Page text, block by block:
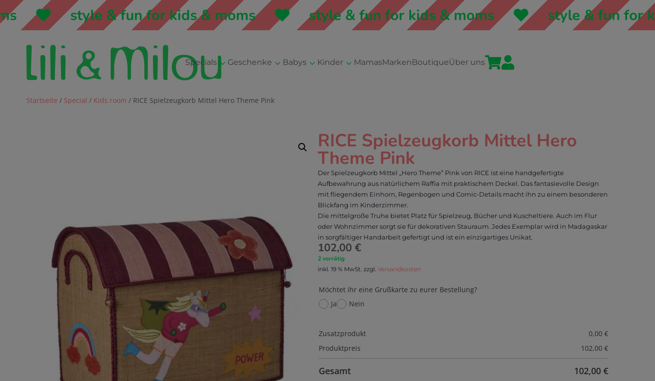
style & fun for kids & moms style & fun for kids & moms style & fun for kids
Specials 3 Geschenke 3 Babys 3 Kinder3 MamasMarkenBoutiqueÜber uns 
Startseite / Special / Kids room / RICE Spielzeugkorb Mittel Hero Theme Pink
RICE Spielzeugkorb Mittel Hero
Theme Pink
Der Spielzeugkorb Mittel „Hero Theme” Pink von RICE ist eine handgefertigte
Aufbewahrung aus natürlichem Raffia mit praktischem Deckel. Das fantasievolle Design
mit fliegendem Einhorn, Regenbogen und Comic-Details macht ihn zu einem besonderen
Blickfang im Kinderzimmer.
Die mittelgroße Truhe bietet Platz für Spielzeug, Bücher und Kuscheltiere. Auch im Flur
oder Wohnzimmer sorgt sie für dekorativen Stauraum. Jedes Exemplar wird in Madagaskar
in sorgfältiger Handarbeit gefertigt und ist ein einzigartiges Unikat.
102,00 €
2 vorrätig
inkl. 19 % MwSt. zzgl. Versandkosten
Möchtet ihr eine Grußkarte zu eurer Bestellung?
Ja
Nein
Zusatzprodukt 0,00€
Produktpreis
102,00€
Gesamt 102,00€